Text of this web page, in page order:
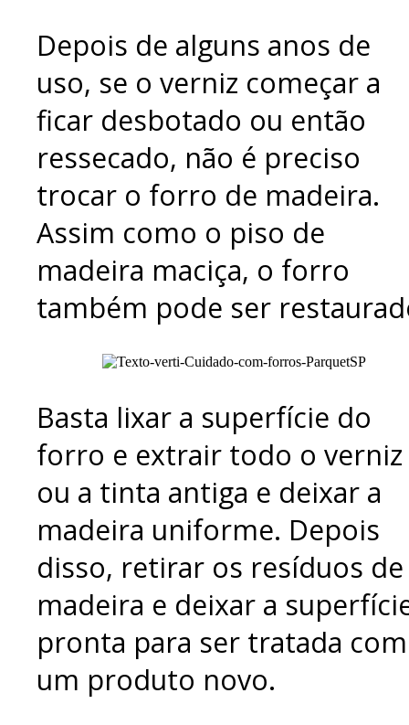
Depois de alguns anos de
uso, se o verniz começar a
ficar desbotado ou então
ressecado, não é preciso
trocar o forro de madeira.
Assim como o piso de
madeira maciça, o forro
também pode ser
Basta lixar a superfície do
forro e extrair todo o verniz
ou a tinta antiga e deixar a
madeira uniforme. Depois
disso, retirar os resíduos de
madeira e deixar a
pronta para ser tratada com
um produto novo.